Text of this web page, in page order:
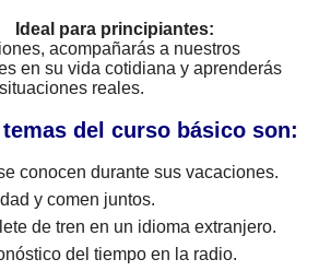
Ideal para principiantes:
acompañarás a nuestros
en su vida cotidiana y aprenderás
reales.
del curso básico son:
conocen durante sus vacaciones.
y comen juntos.
de tren en un idioma extranjero.
del tiempo en la radio.